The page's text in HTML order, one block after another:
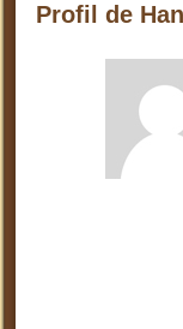
Profil de